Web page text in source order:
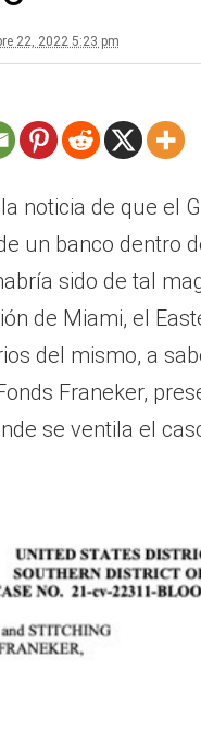
22, 2022 5:23 pm
noticia de que el
un banco dentro
sido de tal
de Miami, el
del mismo, a
Franeker,
se ventila el